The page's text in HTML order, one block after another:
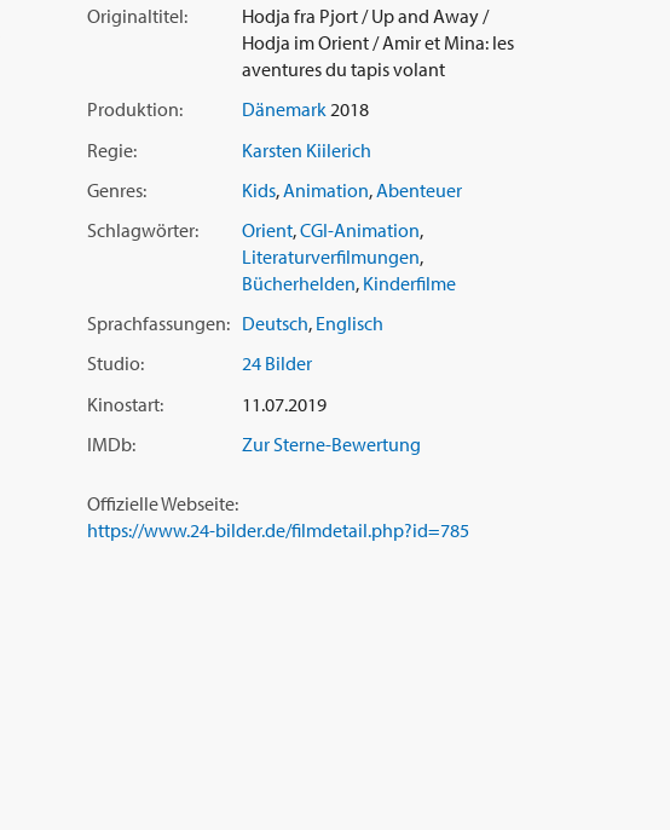
Originaltitel:
Hodja fra Pjort / Up and Away /
Hodja im Orient / Amir et Mina: les
aventures du tapis volant
Produktion:
Dänemark2018
Regie:
Karsten Kiilerich
Genres:
Kids,Animation,Abenteuer
Schlagwörter:
Orient,CGI-Animation,
Literaturverfilmungen,
Bücherhelden, Kinderfilme
Sprachfassungen: Deutsch, Englisch
Studio:
24 Bilder
Kinostart:
11.07.2019
IMDb:
Zur Sterne-Bewertung
Offizielle Webseite:
https://www.24-bilder.de/filmdetail.php?id=785